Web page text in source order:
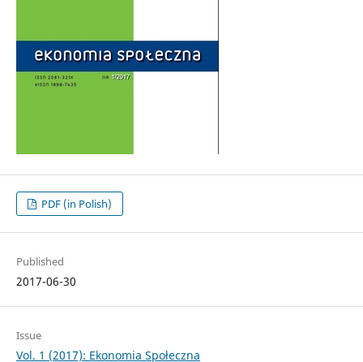
PDF (in Polish)
Published
2017-06-30
Issue
Vol. 1 (2017): Ekonomia Społeczna